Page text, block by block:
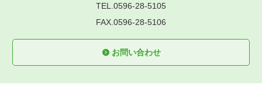
TEL.0596-28-5105
FAX.0596-28-5106
お問い合わせ